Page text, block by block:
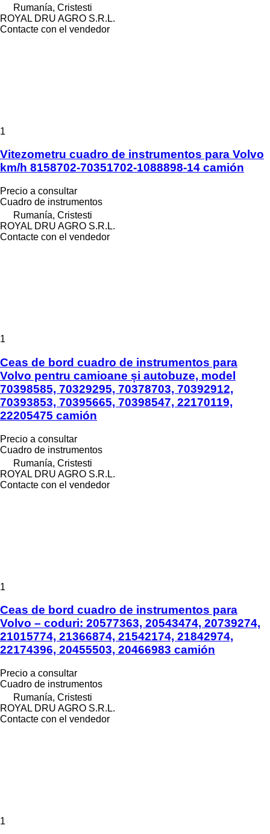
Rumanía, Cristesti
ROYAL DRU AGRO S.R.L.
Contacte con el vendedor
1
Vitezometru cuadro de instrumentos para Volvo
km/h 8158702-70351702-1088898-14 camión
Precio a consultar
Cuadro de instrumentos
Rumanía, Cristesti
ROYAL DRU AGRO S.R.L.
Contacte con el vendedor
1
Ceas de bord cuadro de instrumentos para
Volvo pentru camioane și autobuze, model
70398585, 70329295, 70378703, 70392912,
70393853, 70395665, 70398547, 22170119,
22205475 camión
Precio a consultar
Cuadro de instrumentos
Rumanía, Cristesti
ROYAL DRU AGRO S.R.L.
Contacte con el vendedor
1
Ceas de bord cuadro de instrumentos para
Volvo – coduri: 20577363, 20543474, 20739274,
21015774, 21366874, 21542174, 21842974,
22174396, 20455503, 20466983 camión
Precio a consultar
Cuadro de instrumentos
Rumanía, Cristesti
ROYAL DRU AGRO S.R.L.
Contacte con el vendedor
1